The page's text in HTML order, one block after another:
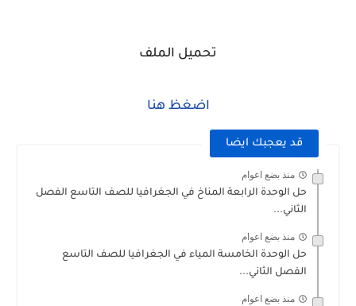
تحميل الملف
اضغظ هنا
قد يعجبك ايضا
منذ بضع اعوام
حل الوحدة الرابعة المناخ في الجغرافيا للصف التاسع الفصل
الثاني...
منذ بضع اعوام
حل الوحدة الخامسة المياء في الجغرافيا للصف التاسع
الفصل الثاني...
منذ بضع اعوام